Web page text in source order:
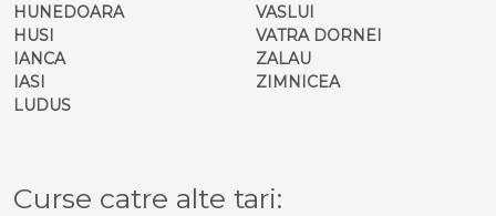
HUNEDOARA
HUSI
IANCA
IASI
LUDUS
VASLUI
VATRA DORNEI
ZALAU
ZIMNICEA
Curse catre alte tari: